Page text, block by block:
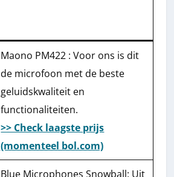
Maono PM422 : Voor ons is dit
de microfoon met de beste
geluidskwaliteit en
functionaliteiten.
>> Check laagste prijs
(momenteel bol.com)
Blue Microphones Snowball: Uit